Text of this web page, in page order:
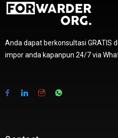
Anda dapat berkonsultasi GRATIS
impor anda kapanpun 24/7 via